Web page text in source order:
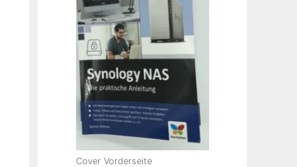
Cover Vorderseite